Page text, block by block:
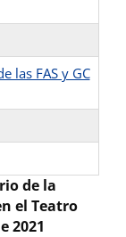
las FAS y GC
de la
el Teatro
2021